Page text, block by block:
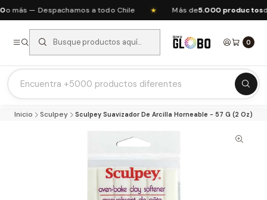
más — Despachamos a todo Chile Más de5.000 productosde
0
Ofertas del mes
Recién Llegados
Arte y Manualidades
Papeleria Escolar y Oficina
Inicio Sculpey Sculpey Suavizador De Arcilla Horneable - 57 G (2 Oz)